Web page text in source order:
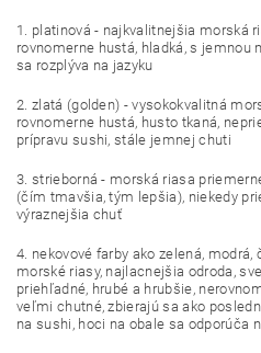
1. platinová - najkvalitnejšia morská
rovnomerne hustá, hladká, s jemnou
sa rozplýva na jazyku
2. zlatá (golden) - vysokokvalitná
rovnomerne hustá, husto tkaná,
prípravu sushi, stále jemnej chuti
3. strieborná - morská riasa
(čím tmavšia, tým lepšia), niekedy
výraznejšia chuť
4. nekovové farby ako zelená,
morské riasy, najlacnejšia odroda,
priehľadné, hrubé a hrubšie,
veľmi chutné, zbierajú sa ako
na sushi, hoci na obale sa odporúča